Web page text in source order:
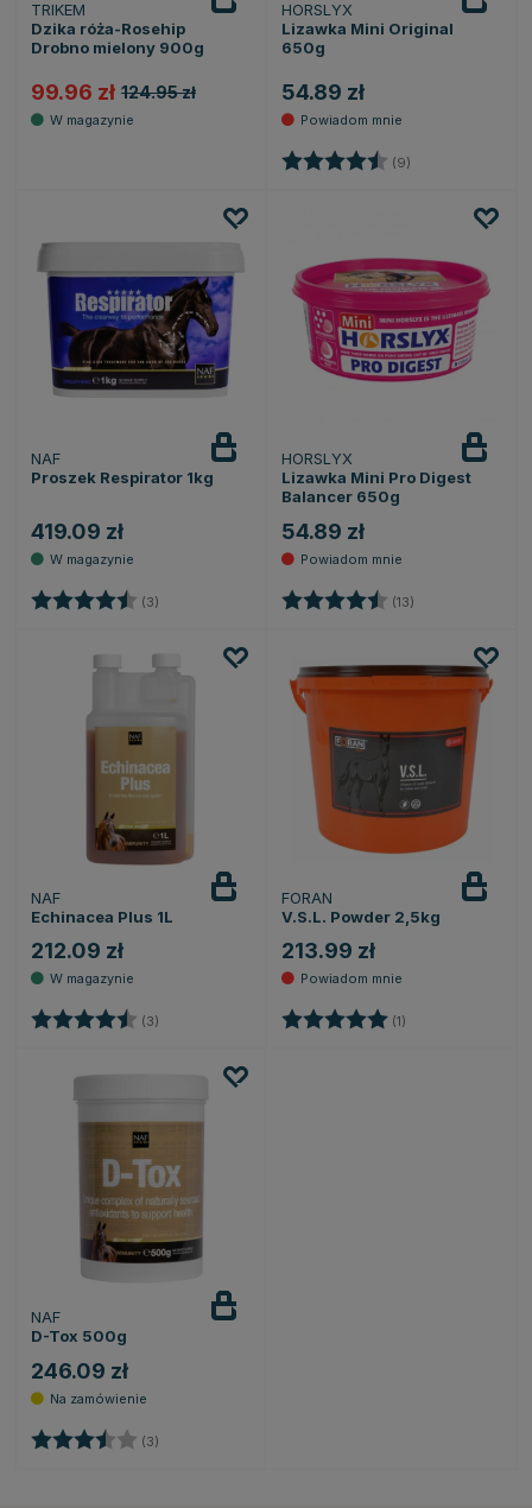
TRIKEM
Dzika róża-Rosehip
Drobno mielony 900g
99.96 zł 124.95 zł
HORSLYX
Lizawka Mini Original
650g
54.89 zł
Ocena: (9)
NAF
Proszek Respirator 1kg
419.09 zł
Ocena: (3) 4.7 na 5 gwiazdek
HORSLYX
Lizawka Mini Pro Digest
Balancer 650g
54.89 zł
Ocena: (13)
NAF
Echinacea Plus 1L
212.09 zł
Ocena: (3) 4.7 na 5 gwiazdek
FORAN
V.S.L. Powder 2,5kg
213.99 zł
Ocena: (1)
NAF
D-Tox 500g
246.09 zł
Ocena: (3)